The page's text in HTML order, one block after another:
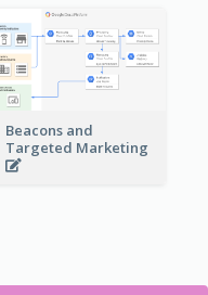
Beacons and
Targeted Marketing